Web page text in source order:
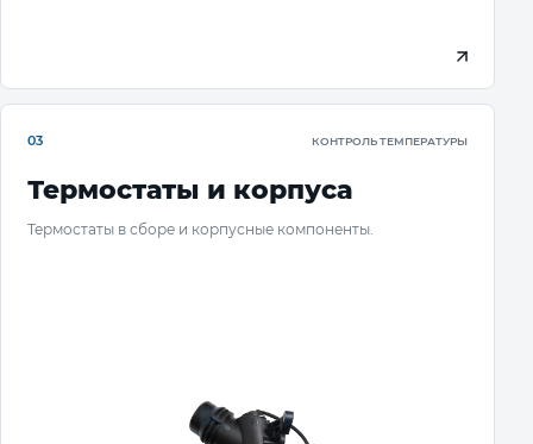
03 КОНТРОЛЬ ТЕМПЕРАТУРЫ
Термостаты и корпуса
Термостаты в сборе и корпусные компоненты.